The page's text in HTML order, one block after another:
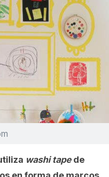
washi tapede